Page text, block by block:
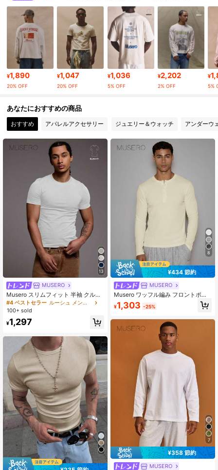
4.81 163K フォロワー
163K フォロワー
4.81 163K フォロワー
163K フォロワー
4.81 163K フォロワー
163K フォロワー
4.81 163K フォロワー
¥1,890
20% OFF
¥1,047
20% OFF
¥1,036
5% OFF
¥2,202
2% OFF
¥
5%
あなたにおすすめの商品
おすすめ アパレルアクセサリー ジュエリー＆ウォッチ アンダーウ
13
MUSERO
Musero スリムフィット 半袖 クルー
ネック ベーシック 無地Tシャツ エッ
センシャル オールシーズン対応 春夏
#4 ベストセラー
ルーシュ メンズTシャツ
100+ sold
¥1,297
8
¥434 節約
MUSERO
Musero ワッフル編み フロントポッ
パー 長袖トップ レイヤリング 春夏
¥1,303 -25%
7
¥358 節約
MUSERO